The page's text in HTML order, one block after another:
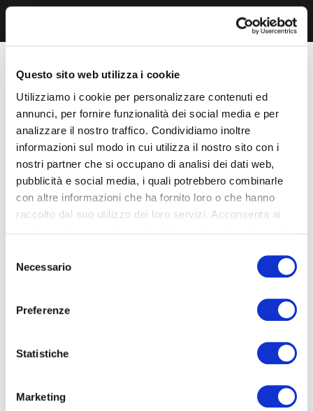
Questo sito web utilizza i cookie
Utilizziamo i cookie per personalizzare contenuti ed
annunci, per fornire funzionalità dei social media e per
analizzare il nostro traffico. Condividiamo inoltre
informazioni sul modo in cui utilizza il nostro sito con i
nostri partner che si occupano di analisi dei dati web,
pubblicità e social media, i quali potrebbero combinarle
con altre informazioni che ha fornito loro o che hanno
raccolto dal suo utilizzo dei loro servizi. Acconsenta ai
delNecessario
Preferenze
Statistiche
Marketing